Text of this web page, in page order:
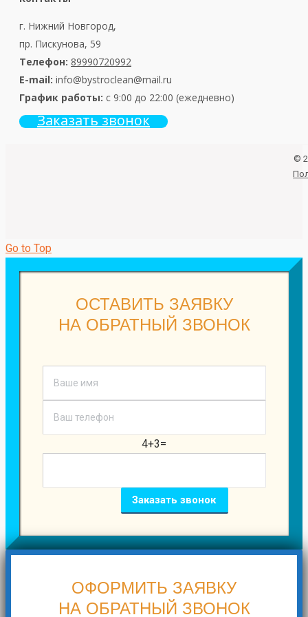
г. Нижний Новгород,
пр. Пискунова, 59
Телефон: 89990720992
E-mail: info@bystroclean@mail.ru
График работы: с 9:00 до 22:00 (ежедневно)
Заказать звонок
©
Go to Top
ОСТАВИТЬ ЗАЯВКУ
НА ОБРАТНЫЙ ЗВОНОК
4+3=
ОФОРМИТЬ ЗАЯВКУ
НА ОБРАТНЫЙ ЗВОНОК